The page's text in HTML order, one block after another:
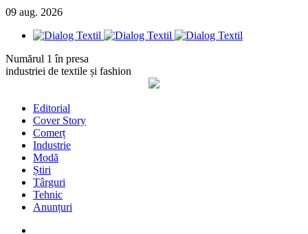
09 aug. 2026
Numărul 1 în presa
industriei de textile și fashion
Editorial
Cover Story
Comerț
Industrie
Modă
Știri
Târguri
Tehnic
Anunțuri